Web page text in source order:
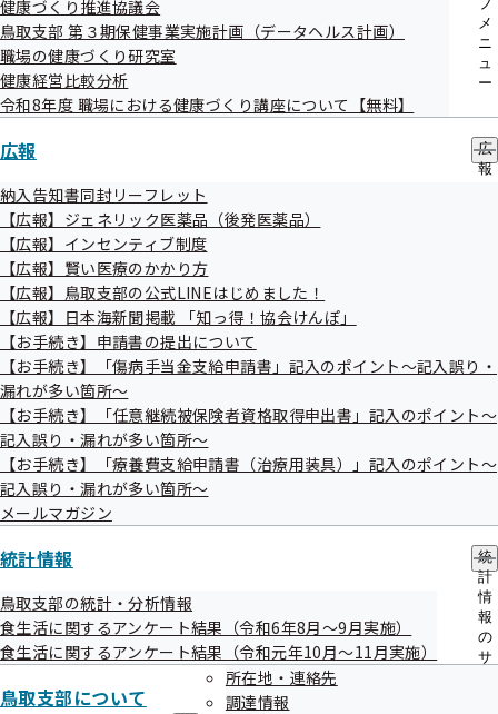
メ
ニ
ュ
ー
健康づくり推進協議会
鳥取支部 第３期保健事業実施計画（データヘルス計画）
職場の健康づくり研究室
健康経営比較分析
令和8年度 職場における健康づくり講座について【無料】
広報
広
報
納入告知書同封リーフレット
【広報】ジェネリック医薬品（後発医薬品）
【広報】インセンティブ制度
【広報】賢い医療のかかり方
【広報】鳥取支部の公式LINEはじめました！
【広報】日本海新聞掲載 「知っ得！協会けんぽ」
【お手続き】申請書の提出について
【お手続き】「傷病手当金支給申請書」記入のポイント～記入誤り・
漏れが多い箇所～
【お手続き】「任意継続被保険者資格取得申出書」記入のポイント～
記入誤り・漏れが多い箇所～
【お手続き】「療養費支給申請書（治療用装具）」記入のポイント～
記入誤り・漏れが多い箇所～
メールマガジン
統計情報
統
計
情
報
の
サ
鳥取支部の統計・分析情報
食生活に関するアンケート結果（令和6年8月～9月実施）
食生活に関するアンケート結果（令和元年10月～11月実施）
鳥取支部について
所在地・連絡先
調達情報